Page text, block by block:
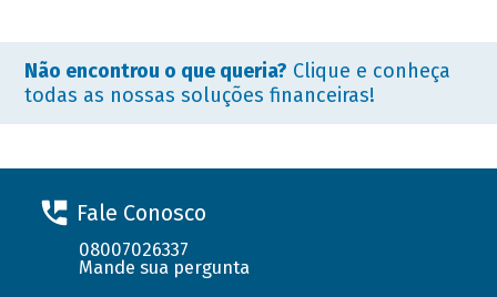
Não encontrou o que queria? Clique e conheça
todas as nossas soluções financeiras!
Fale Conosco
08007026337
Mande sua pergunta